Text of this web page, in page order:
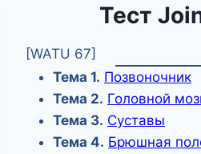
Тест
[WATU 67]
Тема 1. Позвоночник
Тема 2. Головной
Тема 3. Суставы
Тема 4. Брюшная